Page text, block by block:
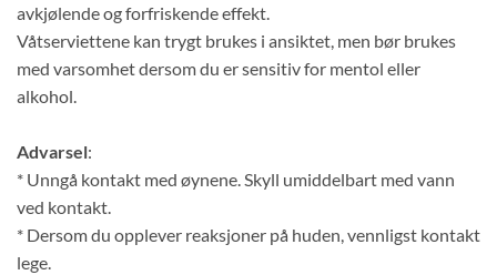
avkjølende og forfriskende effekt.
Våtserviettene kan trygt brukes i ansiktet, men bør brukes
med varsomhet dersom du er sensitiv for mentol eller
alkohol.
Advarsel:
* Unngå kontakt med øynene. Skyll umiddelbart med vann
ved kontakt.
* Dersom du opplever reaksjoner på huden, vennligst kontakt
lege.